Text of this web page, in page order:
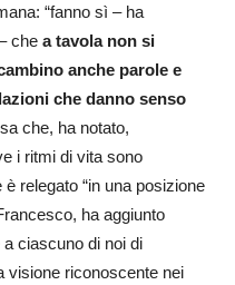
“fanno sì – ha
che a tavola non si
anche parole e
che danno senso
che, ha notato,
i ritmi di vita sono
è relegato “in una posizione
ha aggiunto
a ciascuno di noi di
visione riconoscente nei